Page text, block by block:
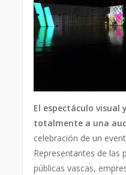
El espectáculo visual
totalmente a una
celebración de un
Representantes de las
públicas vascas,